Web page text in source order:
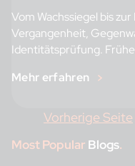
Vom Wachssiegel bis
Vergangenheit,
Identitätsprüfung.
Mehr erfahren
Vorherige Seite
Most Popular Blogs.